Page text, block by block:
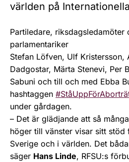
världen på
Partiledare, riksdagsledamöter
parlamentariker
Stefan Löfven, Ulf Kristersson,
Dadgostar, Märta Stenevi, Per
Sabuni och till och med Ebba
hashtaggen
under gårdagen.
– Det är glädjande att så
höger till vänster visar sitt
Sverige och i världen. Det
säger Hans Linde, RFSU:s